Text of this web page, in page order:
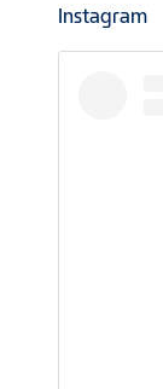
Instagram